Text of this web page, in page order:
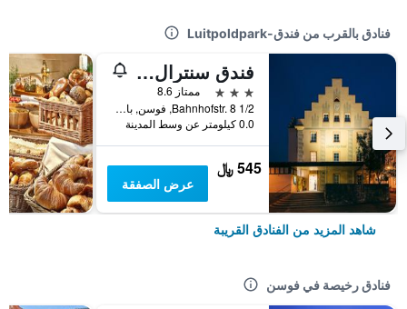
فنادق بالقرب من فندق-Luitpoldpark
فندق سنترال سيتي
3 نجوم
ممتاز 8.6
Bahnhofstr. 8 1/2, فوسن, بافاريا, ألمانيا
0.0 كيلومتر عن وسط المدينة
545 ﷼
عرض الصفقة
شاهد المزيد من الفنادق القريبة
فنادق رخيصة في فوسن